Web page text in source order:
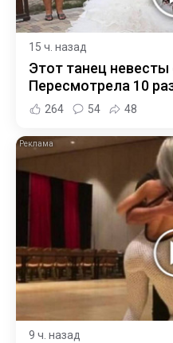
15 ч. назад
Этот танец невесты
Пересмотрела 10
264 54 48
9 ч. назад